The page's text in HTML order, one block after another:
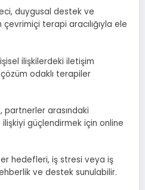
duygusal destek ve
terapi aracılığıyla ele
ilişkilerdeki iletişim
odaklı terapiler
partnerler arasındaki
ilişkiyi güçlendirmek için online
hedefleri, iş stresi veya iş
ve destek sunulabilir.